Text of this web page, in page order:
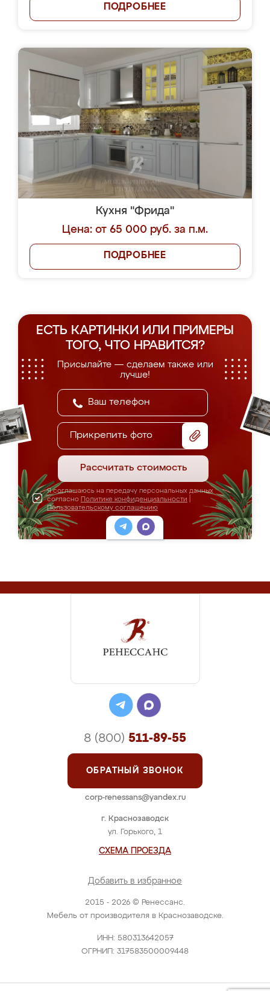
ПОДРОБНЕЕ
Кухня "Фрида"
Цена: от 65 000 руб. за п.м.
ПОДРОБНЕЕ
ЕСТЬ КАРТИНКИ ИЛИ ПРИМЕРЫ
ТОГО, ЧТО НРАВИТСЯ?
Присылайте — сделаем также или
лучше!
Прикрепить фото
Рассчитать стоимость
Я соглашаюсь на передачу персональных данных
согласно Политике конфиденциальности
Пользовательскому соглашению
2015 - 2026 © Ренессанс.
Мебель от производителя в Краснозаводске.
ИНН: 580313642057
ОГРНИП: 317583500009448
г. Краснозаводск
ул. Горького, 1
СХЕМА ПРОЕЗДА
Добавить в избранное
8 (800) 511-89-55
ОБРАТНЫЙ ЗВОНОК
corp-renessans@yandex.ru